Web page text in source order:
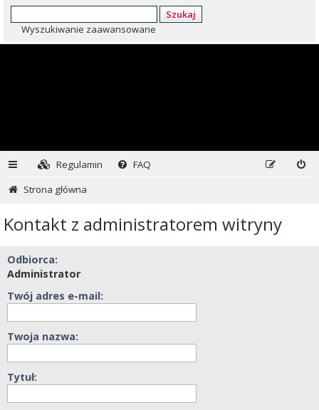
Szukaj
Wyszukiwanie zaawansowane
Regulamin
FAQ
Strona główna
Kontakt z administratorem witryny
Odbiorca:
Administrator
Twój adres e-mail:
Twoja nazwa:
Tytuł: